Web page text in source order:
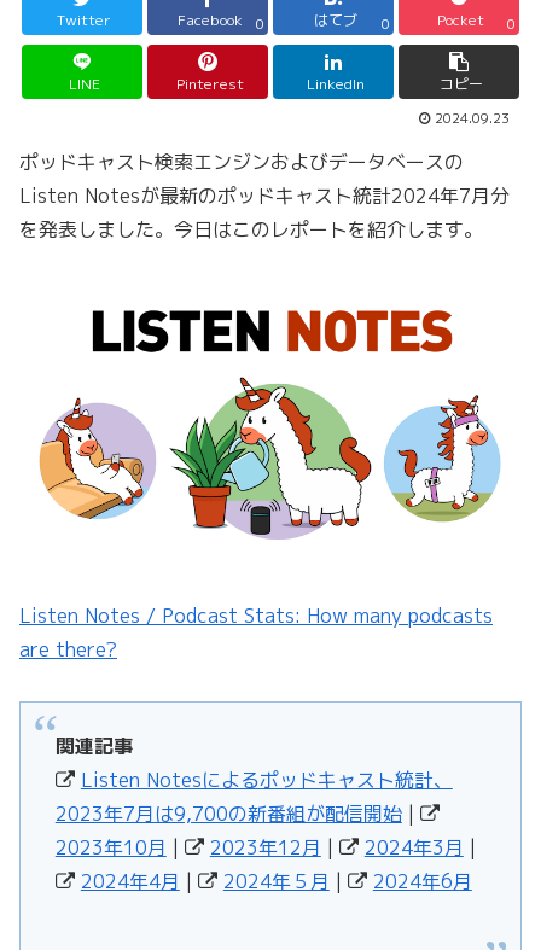
Twitter Facebook 0 はてブ 0 Pocket 0
LINE Pinterest LinkedIn コピー
2024.09.23
ポッドキャスト検索エンジンおよびデータベースの
Listen Notesが最新のポッドキャスト統計2024年7月分
を発表しました。今日はこのレポートを紹介します。
Listen Notes / Podcast Stats: How many podcasts
are there?
関連記事
Listen Notesによるポッドキャスト統計、
2023年7月は9,700の新番組が配信開始|
2023年10月 | 2023年12月 | 2024年3月 |
2024年4月 | 2024年５月 | 2024年6月